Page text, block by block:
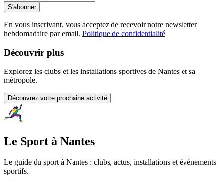
S'abonner
En vous inscrivant, vous acceptez de recevoir notre newsletter
hebdomadaire par email. Politique de confidentialité
Découvrir plus
Explorez les clubs et les installations sportives de Nantes et sa
métropole.
Découvrez votre prochaine activité
Le Sport à Nantes
Le guide du sport à Nantes : clubs, actus, installations et événements
sportifs.